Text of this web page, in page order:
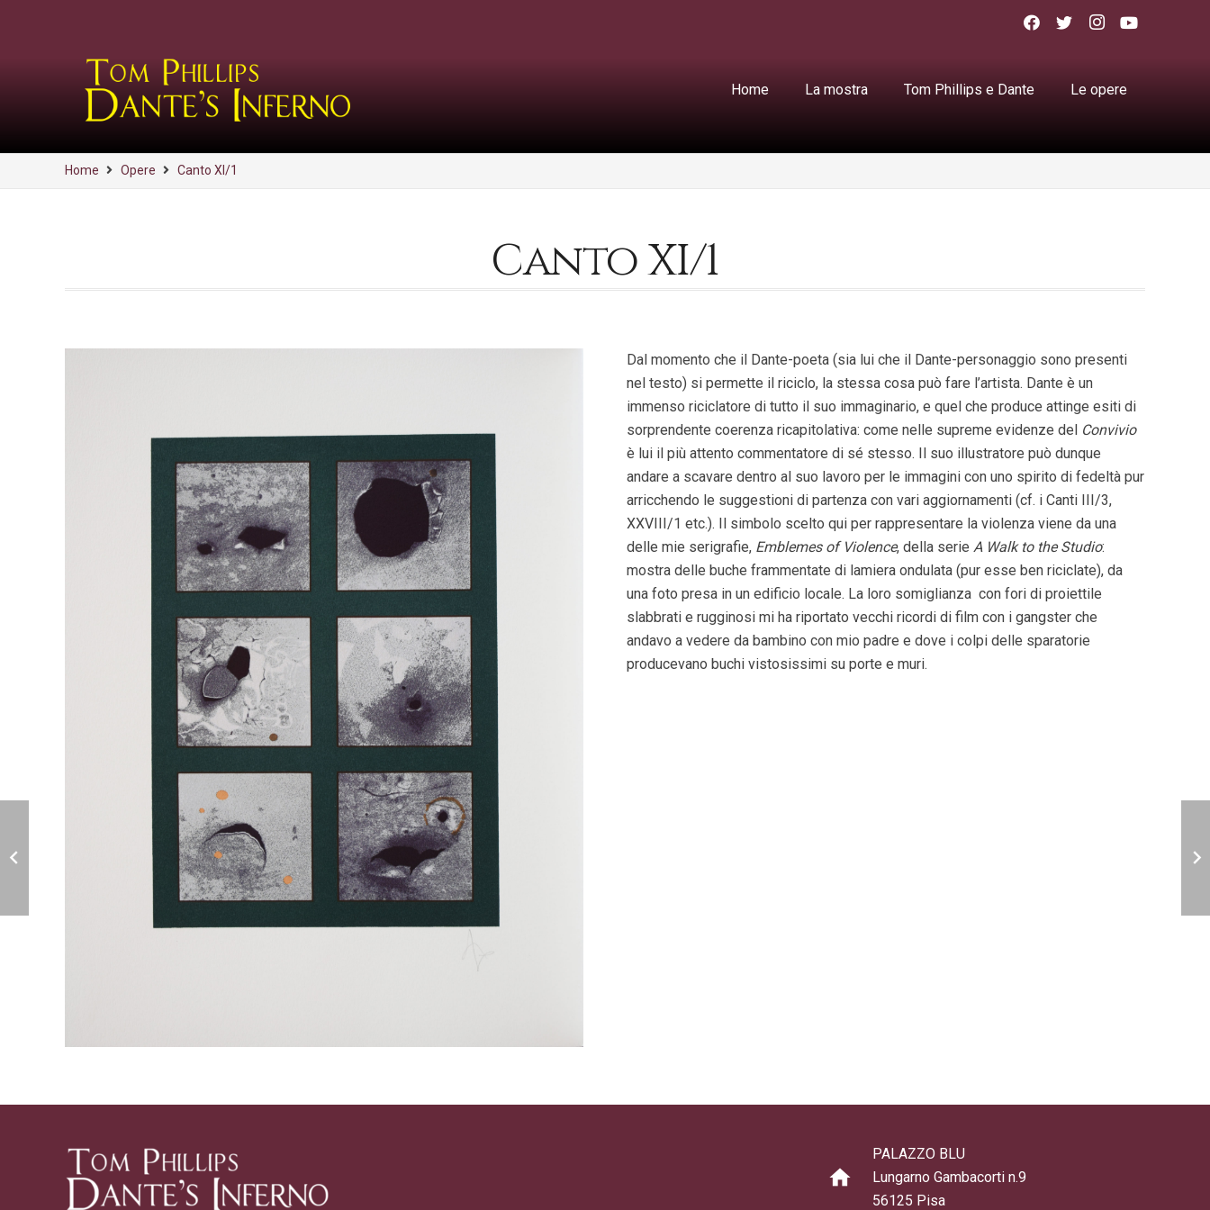
Home La mostra Tom Phillips e Dante Le opere
Home Opere Canto XI/1
Canto XI/1
Dal momento che il Dante-poeta (sia lui che il Dante-personaggio sono presenti
nel testo) si permette il riciclo, la stessa cosa può fare l’artista. Dante è un
immenso riciclatore di tutto il suo immaginario, e quel che produce attinge esiti di
sorprendente coerenza ricapitolativa: come nelle supreme evidenze del Convivio
è lui il più attento commentatore di sé stesso. Il suo illustratore può dunque
andare a scavare dentro al suo lavoro per le immagini con uno spirito di fedeltà pur
arricchendo le suggestioni di partenza con vari aggiornamenti (cf. i Canti III/3,
XXVIII/1 etc.). Il simbolo scelto qui per rappresentare la violenza viene da una
delle mie serigrafie, Emblemes of Violence, della serie A Walk to the Studio:
mostra delle buche frammentate di lamiera ondulata (pur esse ben riciclate), da
una foto presa in un edificio locale. La loro somiglianza con fori di proiettile
slabbrati e rugginosi mi ha riportato vecchi ricordi di film con i gangster che
andavo a vedere da bambino con mio padre e dove i colpi delle sparatorie
producevano buchi vistosissimi su porte e muri.
home
PALAZZO BLU
Lungarno Gambacorti n.9
56125 Pisa